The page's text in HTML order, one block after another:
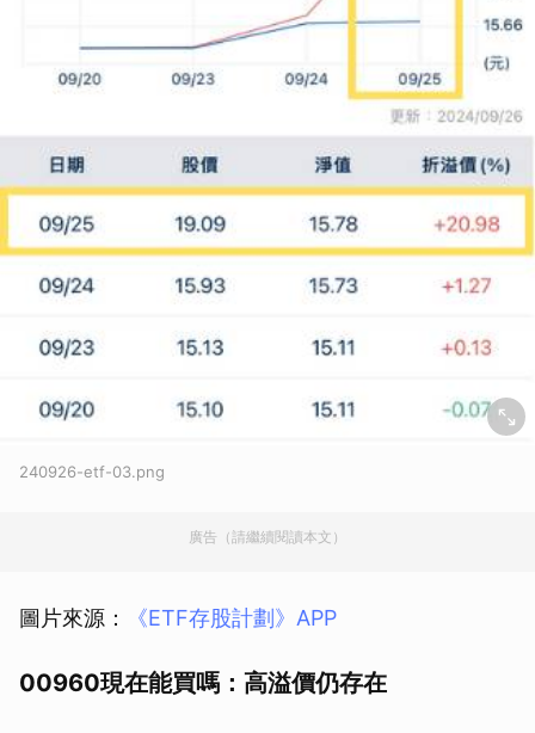
240926-etf-03.png
廣告（請繼續閱讀本文）
圖片來源： 《ETF存股計劃》APP
00960現在能買嗎：高溢價仍存在